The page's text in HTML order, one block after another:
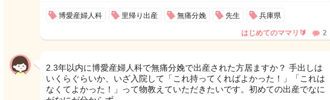
博愛産婦人科 里帰り出産 無痛分娩 先生 兵庫県
はじめてのママリ🔰 2
2.3年以内に博愛産婦人科で無痛分娩で出産された方居ますか？ 手出しは
いくらぐらいか、いざ入院して「これ持ってくればよかった！」「これは
なくてよかった！」って物教えていただきたいです。初めての出産でなに